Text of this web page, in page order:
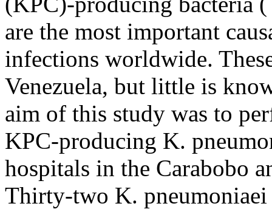
are the most important
infections worldwide.
Venezuela, but little is
aim of this study was to
KPC-producing K.
hospitals in the Carabobo
Thirty-two K.